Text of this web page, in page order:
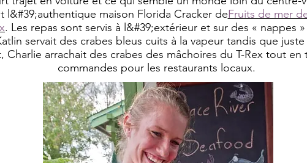
l&#39;authentique maison Florida Cracker deFruits de mer
. Les repas sont servis à l&#39;extérieur et sur des « nappes
servait des crabes bleus cuits à la vapeur tandis que
Charlie arrachait des crabes des mâchoires du T-Rex tout en
commandes pour les restaurants locaux.